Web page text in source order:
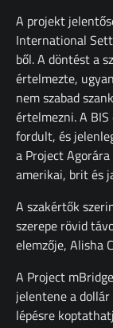
A projekt
International
ből. A döntést a
értelmezte,
nem szabad
értelmezni. A
fordult, és
a Project
amerikai, brit és
A szakértők
szerepe rövid
elemzője, Alisha
A Project
jelentene a
lépésre